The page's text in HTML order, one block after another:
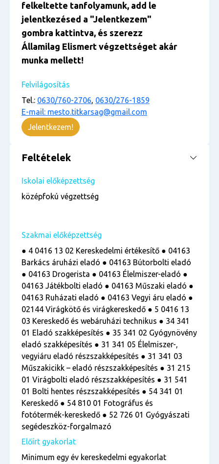
felkeltette tanfolyamunk, add le
jelentkezésed a "Jelentkezem"
gombra kattintva, és szerezz
Államilag Elismert végzettséget akár
munka mellett!
Felvilágosítás
Tel.: 0630/760-2706, 0630/276-1859
E-mail: mesto.titkarsag@gmail.com
Jelentkezem!
Feltételek
Iskolai előképzettség
középfokú végzettség
Szakmai előképzettség
● 4 0416 13 02 Kereskedelmi értékesítő ● 04163
Barkács áruházi eladó ● 04163 Bútorbolti eladó
● 04163 Drogerista ● 04163 Élelmiszer-eladó ●
04163 Játékbolti eladó ● 04163 Műszaki eladó ●
04163 Ruházati eladó ● 04163 Vegyi áru eladó ●
02144 Virágkötő és virágkereskedő ● 5 0416 13
03 Kereskedő és webáruházi technikus ● 34 341
01 Eladó szakképesítés ● 35 341 02 Gyógynövény
eladó szakképesítés ● 31 341 05 Élelmiszer-,
vegyiáru eladó részszakképesítés ● 31 341 03
Műszakicikk – eladó részszakképesítés ● 31 215
01 Virágbolti eladó részszakképesítés ● 31 541
01 Bolti hentes részszakképesítés ● 54 341 01
Kereskedő ● 54 810 01 Fotográfus és
fotótermék-kereskedő ● 52 726 01 Gyógyászati
segédeszköz-forgalmazó
Előírt gyakorlat
Minimum egy év kereskedelmi egyakorlat